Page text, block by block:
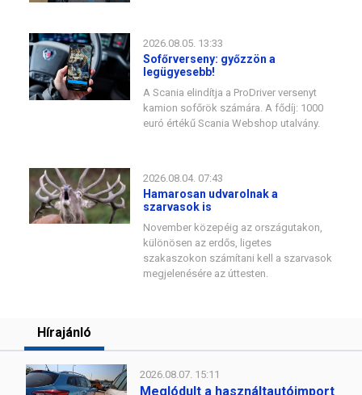
2026.08.05. 13:33
Sofőrverseny: győzzön a
legügyesebb!
A Scania elindítja a ProDriver versenyt
kamion sofőrök számára. A fődíj: 1000
euró értékű Scania Webshop utalvány.
2026.08.04. 07:43
Hamarosan udvarolnak a
szarvasok is
November közepéig az országutakon,
különösen az erdős, ligetes
szakaszokon számítani kell a szarvasok
megjelenésére az úttesten.
Hírajánló
2026.08.07. 15:11
Meglódult a használtautóimport